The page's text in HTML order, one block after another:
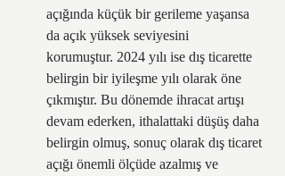
açığında küçük bir gerileme yaşansa
da açık yüksek seviyesini
korumuştur. 2024 yılı ise dış ticarette
belirgin bir iyileşme yılı olarak öne
çıkmıştır. Bu dönemde ihracat artışı
devam ederken, ithalattaki düşüş daha
belirgin olmuş, sonuç olarak dış ticaret
açığı önemli ölçüde azalmış ve